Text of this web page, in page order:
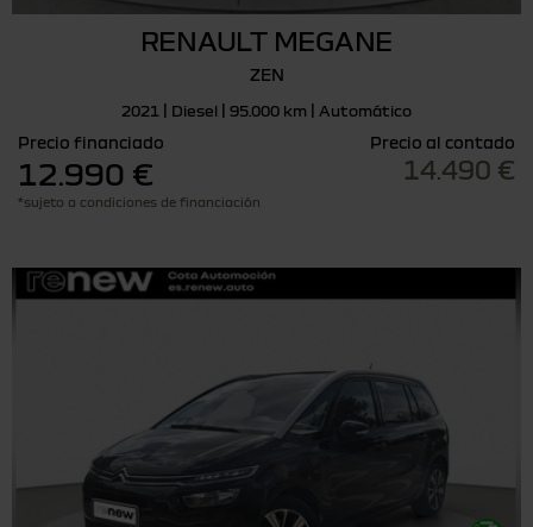
RENAULT MEGANE
ZEN
2021 | Diesel | 95.000 km | Automático
Precio financiado
12.990 €
*sujeto a condiciones de financiación
Precio al contado
14.490 €